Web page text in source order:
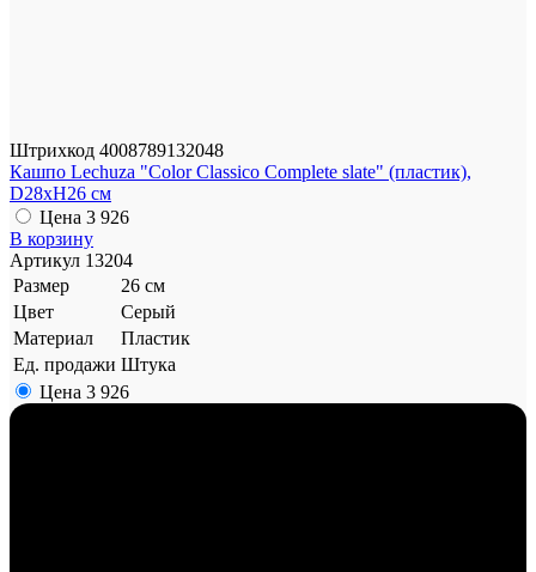
Штрихкод 4008789132048
Кашпо Lechuza "Color Classico Complete slate" (пластик),
D28xH26 см
Цена 3 926
В корзину
Артикул 13204
Размер
26 см
Цвет
Серый
Материал
Пластик
Ед. продажи Штука
Цена 3 926